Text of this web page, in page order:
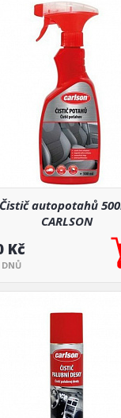
autopotahů
CARLSON
Kč
DNŮ